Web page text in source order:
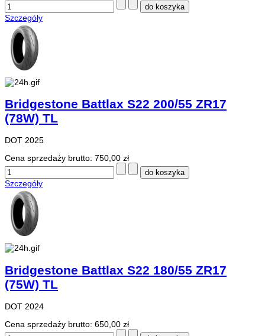
Szczegóły
Bridgestone Battlax S22 200/55 ZR17
(78W) TL
DOT 2025
Cena sprzedaży brutto: 750,00 zł
Szczegóły
Bridgestone Battlax S22 180/55 ZR17
(75W) TL
DOT 2024
Cena sprzedaży brutto: 650,00 zł